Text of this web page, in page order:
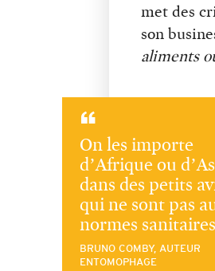
met des
son
aliments
On les importe
d’Afrique ou
dans des petits
qui ne sont pas
normes sanitaires
BRUNO COMBY, AUTEUR
ENTOMOPHAGE